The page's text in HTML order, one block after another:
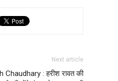
Next article
: हरीश रावत की